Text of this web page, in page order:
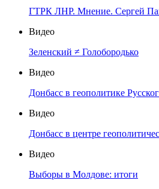
ГТРК ЛНР. Мнение. Сергей
Видео
Зеленский ≠ Голобородько
Видео
Донбасс в геополитике
Видео
Донбасс в центре
Видео
Выборы в Молдове: итоги